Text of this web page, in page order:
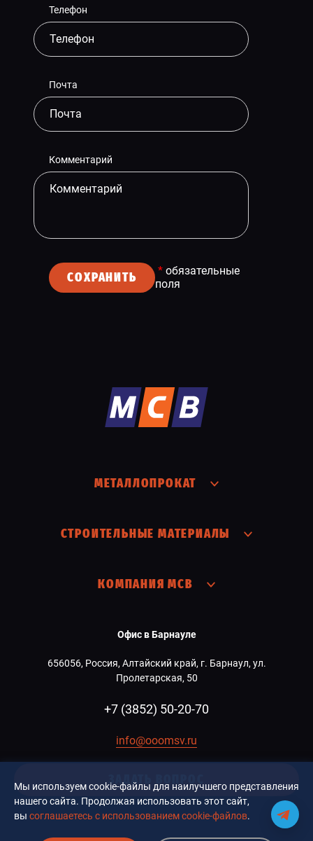
Телефон
Почта
Комментарий
СОХРАНИТЬ * обязательные
поля
МЕТАЛЛОПРОКАТ
СТРОИТЕЛЬНЫЕ МАТЕРИАЛЫ
КОМПАНИЯ МСВ
Офис в Барнауле
656056, Россия, Алтайский край, г. Барнаул, ул.
Пролетарская, 50
+7 (3852) 50-20-70
info@ooomsv.ru
ЗАДАТЬ ВОПРОС
Мы используем cookie-файлы для наилучшего представления
нашего сайта. Продолжая использовать этот сайт,
вы соглашаетесь с использованием cookie-файлов.